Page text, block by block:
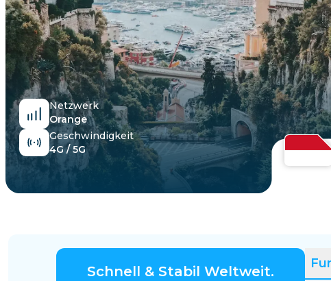
Netzwerk
Orange
Geschwindigkeit
4G / 5G
Schnell & Stabil Weltweit.